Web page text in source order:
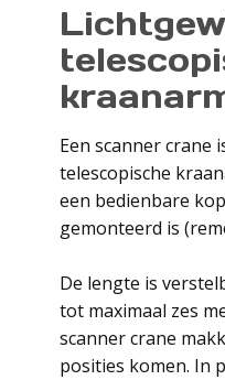
Een scanner crane
telescopische
een bedienbare
gemonteerd is
De lengte is
tot maximaal zes
scanner crane
posities komen. In